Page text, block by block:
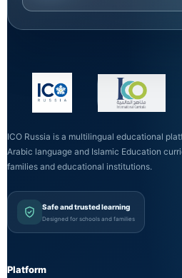
ICO Russia is a multilingual educational
Arabic language and Islamic Education
families and educational institutions.
Safe and trusted learning
Designed for schools and families
Platform